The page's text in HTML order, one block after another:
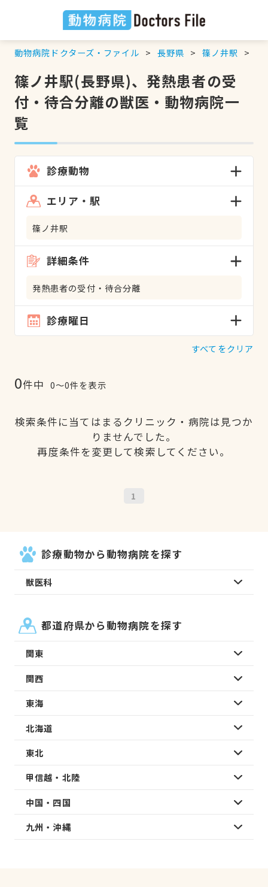
動物病院ドクターズ・ファイル 長野県 篠ノ井駅
篠ノ井駅(長野県)、発熱患者の受
付・待合分離の獣医・動物病院一
覧
診療動物
エリア・駅
篠ノ井駅
詳細条件
発熱患者の受付・待合分離
診療曜日
すべてをクリア
0件中 0〜0件を表示
検索条件に当てはまるクリニック・病院は見つか
りませんでした。
再度条件を変更して検索してください。
1
診療動物から動物病院を探す
獣医科
都道府県から動物病院を探す
関東
関西
東海
北海道
東北
甲信越・北陸
中国・四国
九州・沖縄